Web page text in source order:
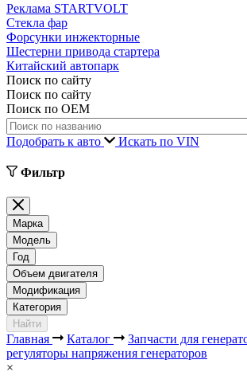
Реклама STARTVOLT
Стекла фар
Форсунки инжекторные
Шестерни привода стартера
Китайский автопарк
Поиск по сайту
Поиск по сайту
Поиск по ОЕМ
Подобрать к авто Искать по VIN
Фильтр
Марка
Модель
Год
Объем двигателя
Модификация
Категория
Найти
Главная Каталог Запчасти для
регуляторы напряжения генераторов
×